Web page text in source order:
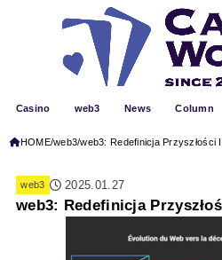
Casino web3 News Column
HOME web3 web3: Redefinicja Przyszłości
web3 2025.01.27
web3: Redefinicja